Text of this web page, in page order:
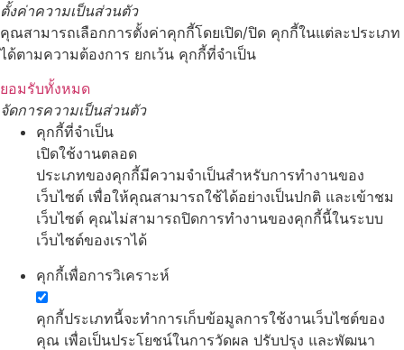
ตั้งค่าความเป็นส่วนตัว
คุณสามารถเลือกการตั้งค่าคุกกี้โดยเปิด/ปิด คุกกี้ในแต่ละประเภท
ได้ตามความต้องการ ยกเว้น คุกกี้ที่จำเป็น
ยอมรับทั้งหมด
จัดการความเป็นส่วนตัว
คุกกี้ที่จำเป็น
เปิดใช้งานตลอด
ประเภทของคุกกี้มีความจำเป็นสำหรับการทำงานของ
เว็บไซต์ เพื่อให้คุณสามารถใช้ได้อย่างเป็นปกติ และเข้าชม
เว็บไซต์ คุณไม่สามารถปิดการทำงานของคุกกี้นี้ในระบบ
เว็บไซต์ของเราได้
คุกกี้เพื่อการวิเคราะห์
คุกกี้ประเภทนี้จะทำการเก็บข้อมูลการใช้งานเว็บไซต์ของ
คุณ เพื่อเป็นประโยชน์ในการวัดผล ปรับปรุง และพัฒนา